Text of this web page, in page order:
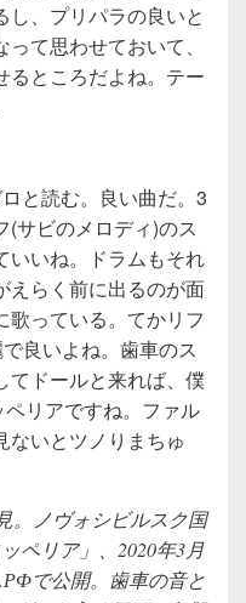
し、プリパラの良いと
て思わせておいて、
るところだよね。テー
と読む。良い曲だ。3
サビのメロディ)のス
いいね。ドラムもそれ
えらく前に出るのが面
歌っている。てかリフ
良いよね。歯車のス
てドールと来れば、僕
リアですね。ファル
ないとツノりまちゅ
。ノヴォシビルスク国
ペリア」、2020年3月
で公開。歯車の音と